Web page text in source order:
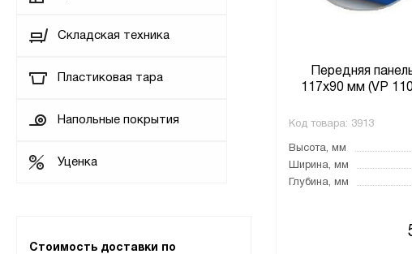
Складская техника
Пластиковая тара
Напольные покрытия
Уценка
Стоимость доставки по
Передняя
117х90 мм (VP
Код товара: 3913
Высота, мм
Ширина, мм
Глубина, мм